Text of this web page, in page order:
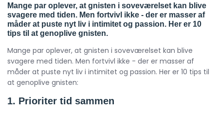
Mange par oplever, at gnisten i soveværelset kan blive
svagere med tiden. Men fortvivl ikke - der er masser af
måder at puste nyt liv i intimitet og passion. Her er 10
tips til at genoplive gnisten.
Mange par oplever, at gnisten i soveværelset kan blive
svagere med tiden. Men fortvivl ikke - der er masser af
måder at puste nyt liv i intimitet og passion. Her er 10 tips til
at genoplive gnisten:
1. Prioriter tid sammen